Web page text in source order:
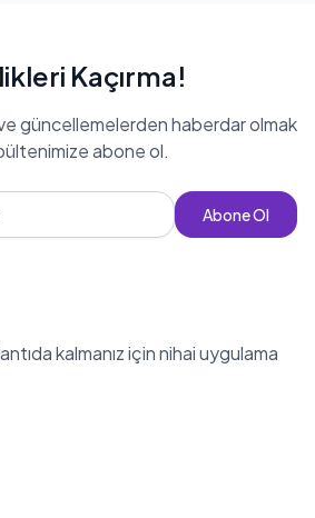
Kaçırma!
güncellemelerden haberdar olmak
abone ol.
Abone Ol
kalmanız için nihai uygulama